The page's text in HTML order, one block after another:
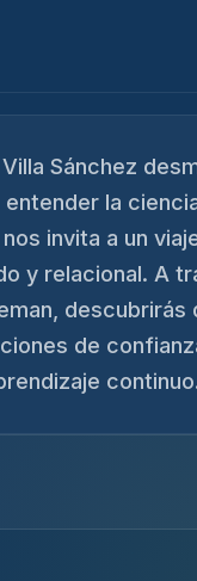
Sánchez
la
invita a un
y relacional. A
de